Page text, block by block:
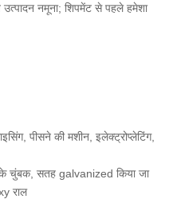
नमूना; शिपमेंट से पहले हमेशा
पीसने की मशीन, इलेक्ट्रोप्लेटिंग,
के चुंबक, सतह galvanized किया जा
राल